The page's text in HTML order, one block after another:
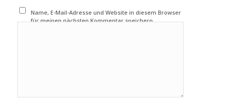
Name, E-Mail-Adresse und Website in diesem Browser
für meinen nächsten Kommentar speichern.